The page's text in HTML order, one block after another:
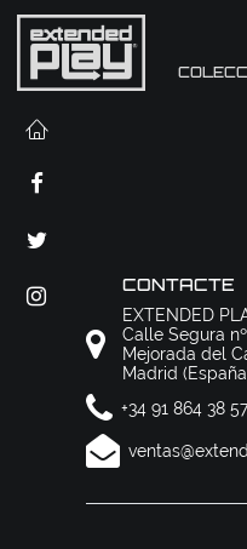
CONTACTE
EXTENDED
Calle Segura
Mejorada del
Madrid
+34 91 864 38 57